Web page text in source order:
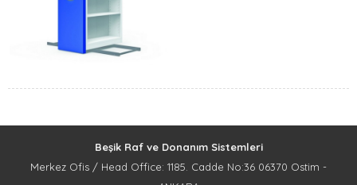
Beşik Raf ve Donanım Sistemleri
Merkez Ofis / Head Office: 1185. Cadde No:36 06370 Ostim -